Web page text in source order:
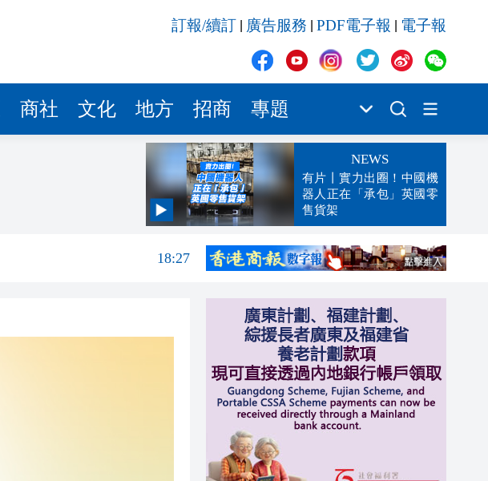
訂報/續訂 廣告服務 PDF電子報 電子報
商社 文化 地方 招商 專題
NEWS
有片丨實力出圈！中國機
器人正在「承包」英國零
售貨架
18:31
18:27
好培訓工作
二屆「和・界」跨境
資不抵債，9.9億元對